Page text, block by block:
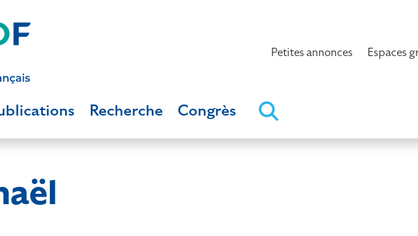
Petites annonces Espaces
Recherche Congrès